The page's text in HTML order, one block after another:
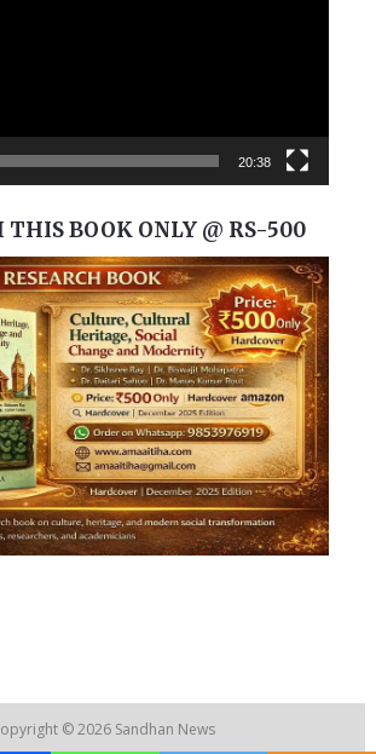
20:38
THIS BOOK ONLY @ RS-500
© 2026 Sandhan News